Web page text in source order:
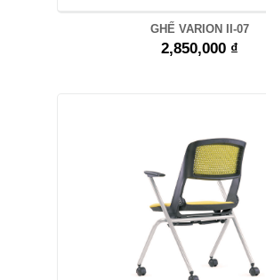
GHẾ VARION II-07
2,850,000 ₫